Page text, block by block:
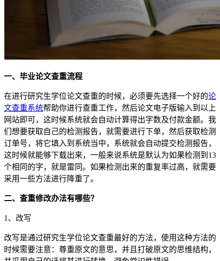
一、毕业论文查重流程
在进行研究生学位论文查重的时候，必须要先选择一个好的论
文查重系统帮助你进行查重工作，然后论文电子版输入到以上
网站即可，这时候系统就会自动计算得出字数及付款金额。我
们想要获取自己的检测报告，就需要进行下单，然后获取检测
订单号，将它填入到系统当中，系统就会自动提交检测报告，
这时候就能够下载出来，一般来说系统是默认为如果检测到13
个相同的字，就是雷同。如果检测出来的重复率过高，就需要
采用一些方法进行降重了。
二、查重修改办法有哪些？
1、改写
改写是通过研究生学位论文查重最好的方法，使用这种方法的
时候需要注意：尊重原文的意思，并且打破原文的思维结构，